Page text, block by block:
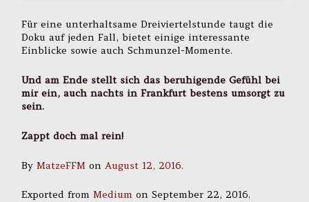
Für eine unterhaltsame Dreiviertelstunde taugt die
Doku auf jeden Fall, bietet einige interessante
Einblicke sowie auch Schmunzel-Momente.
Und am Ende stellt sich das beruhigende Gefühl bei
mir ein, auch nachts in Frankfurt bestens umsorgt zu
sein.
Zappt doch mal rein!
ByMatzeFFM onAugust 12, 2016.
Exported fromMedium on September 22, 2016.